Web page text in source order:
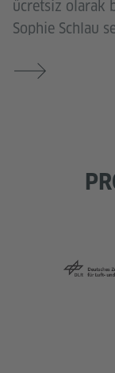
ücretsiz olarak
Sophie Schlau